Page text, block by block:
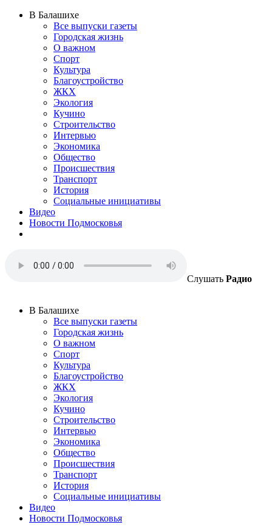
В Балашихе
Все выпуски газеты
Городская жизнь
О важном
Спорт
Культура
Благоустройство
ЖКХ
Экология
Кучино
Строительство
Интервью
Экономика
Общество
Происшествия
Транспорт
История
Социальные инициативы
Видео
Новости Подмосковья
Слушать Радио
В Балашихе
Все выпуски газеты
Городская жизнь
О важном
Спорт
Культура
Благоустройство
ЖКХ
Экология
Кучино
Строительство
Интервью
Экономика
Общество
Происшествия
Транспорт
История
Социальные инициативы
Видео
Новости Подмосковья